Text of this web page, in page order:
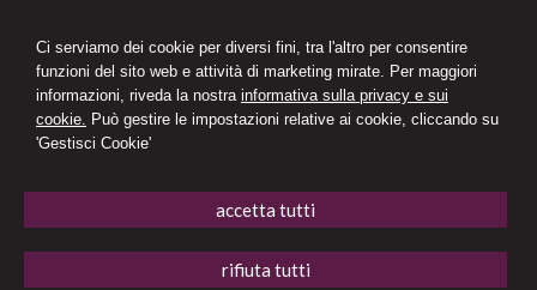
Ci serviamo dei cookie per diversi fini, tra l'altro per consentire
funzioni del sito web e attività di marketing mirate. Per maggiori
informazioni, riveda la nostra informativa sulla privacy e sui
cookie. Può gestire le impostazioni relative ai cookie, cliccando su
'Gestisci Cookie'
accetta tutti
rifiuta tutti